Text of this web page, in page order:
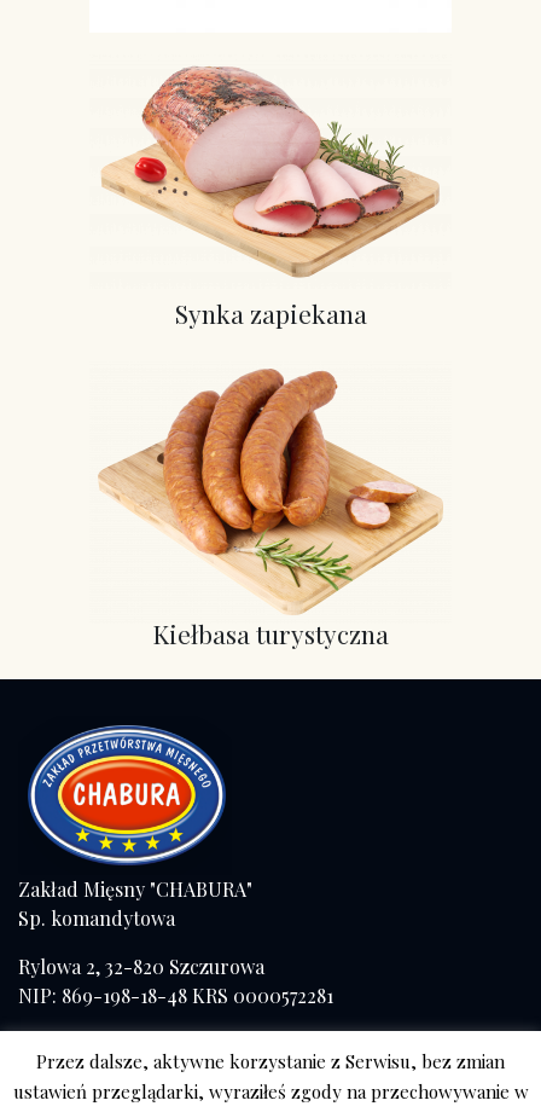
Synka zapiekana
Kiełbasa turystyczna
Zakład Mięsny "CHABURA"
Sp. komandytowa
Rylowa 2, 32-820 Szczurowa
NIP: 869-198-18-48 KRS 0000572281
kom. 508 056 084
Przez dalsze, aktywne korzystanie z Serwisu, bez zmian
ustawień przeglądarki, wyraziłeś zgody na przechowywanie w